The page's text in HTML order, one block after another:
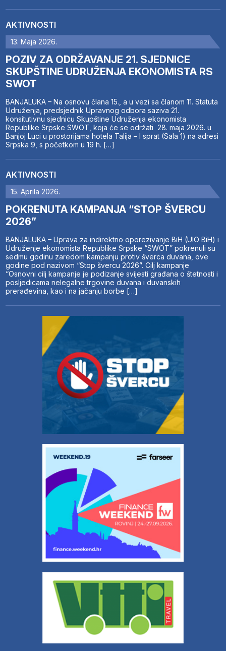
AKTIVNOSTI
13. Maja 2026.
POZIV ZA ODRŽAVANJE 21. SJEDNICE
SKUPŠTINE UDRUŽENJA EKONOMISTA RS
SWOT
BANJALUKA – Na osnovu člana 15., a u vezi sa članom 11. Statuta
Udruženja, predsjednik Upravnog odbora saziva 21.
konsitutivnu sjednicu Skupštine Udruženja ekonomista
Republike Srpske SWOT, koja će se održati 28. maja 2026. u
Banjoj Luci u prostorijama hotela Talija – I sprat (Sala 1) na adresi
Srpska 9, s početkom u 19 h. […]
AKTIVNOSTI
15. Aprila 2026.
POKRENUTA KAMPANJA “STOP ŠVERCU
2026”
BANJALUKA – Uprava za indirektno oporezivanje BiH (UIO BiH) i
Udruženje ekonomista Republike Srpske “SWOT” pokrenuli su
sedmu godinu zaredom kampanju protiv šverca duvana, ove
godine pod nazivom “Stop švercu 2026”. Cilj kampanje
“Osnovni cilj kampanje je podizanje svijesti građana o štetnosti i
posljedicama nelegalne trgovine duvana i duvanskih
prerađevina, kao i na jačanju borbe […]